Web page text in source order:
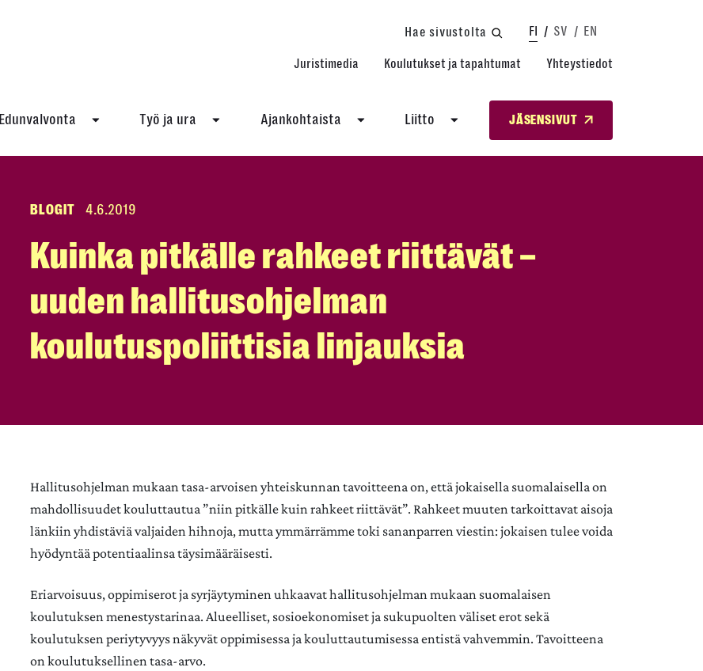
Hae sivustolta FI SV EN
Juristimedia Koulutukset ja tapahtumat Yhteystiedot
Edunvalvonta Työ ja ura Ajankohtaista Liitto JÄSENSIVUT
BLOGIT 4.6.2019
Kuinka pitkälle rahkeet riittävät –
uuden hallitusohjelman
koulutuspoliittisia linjauksia
Hallitusohjelman mukaan tasa-arvoisen yhteiskunnan tavoitteena on, että jokaisella suomalaisella on
mahdollisuudet kouluttautua ”niin pitkälle kuin rahkeet riittävät”. Rahkeet muuten tarkoittavat aisoja
länkiin yhdistäviä valjaiden hihnoja, mutta ymmärrämme toki sananparren viestin: jokaisen tulee voida
hyödyntää potentiaalinsa täysimääräisesti.
Eriarvoisuus, oppimiserot ja syrjäytyminen uhkaavat hallitusohjelman mukaan suomalaisen
koulutuksen menestystarinaa. Alueelliset, sosioekonomiset ja sukupuolten väliset erot sekä
koulutuksen periytyvyys näkyvät oppimisessa ja kouluttautumisessa entistä vahvemmin. Tavoitteena
on koulutuksellinen tasa-arvo.